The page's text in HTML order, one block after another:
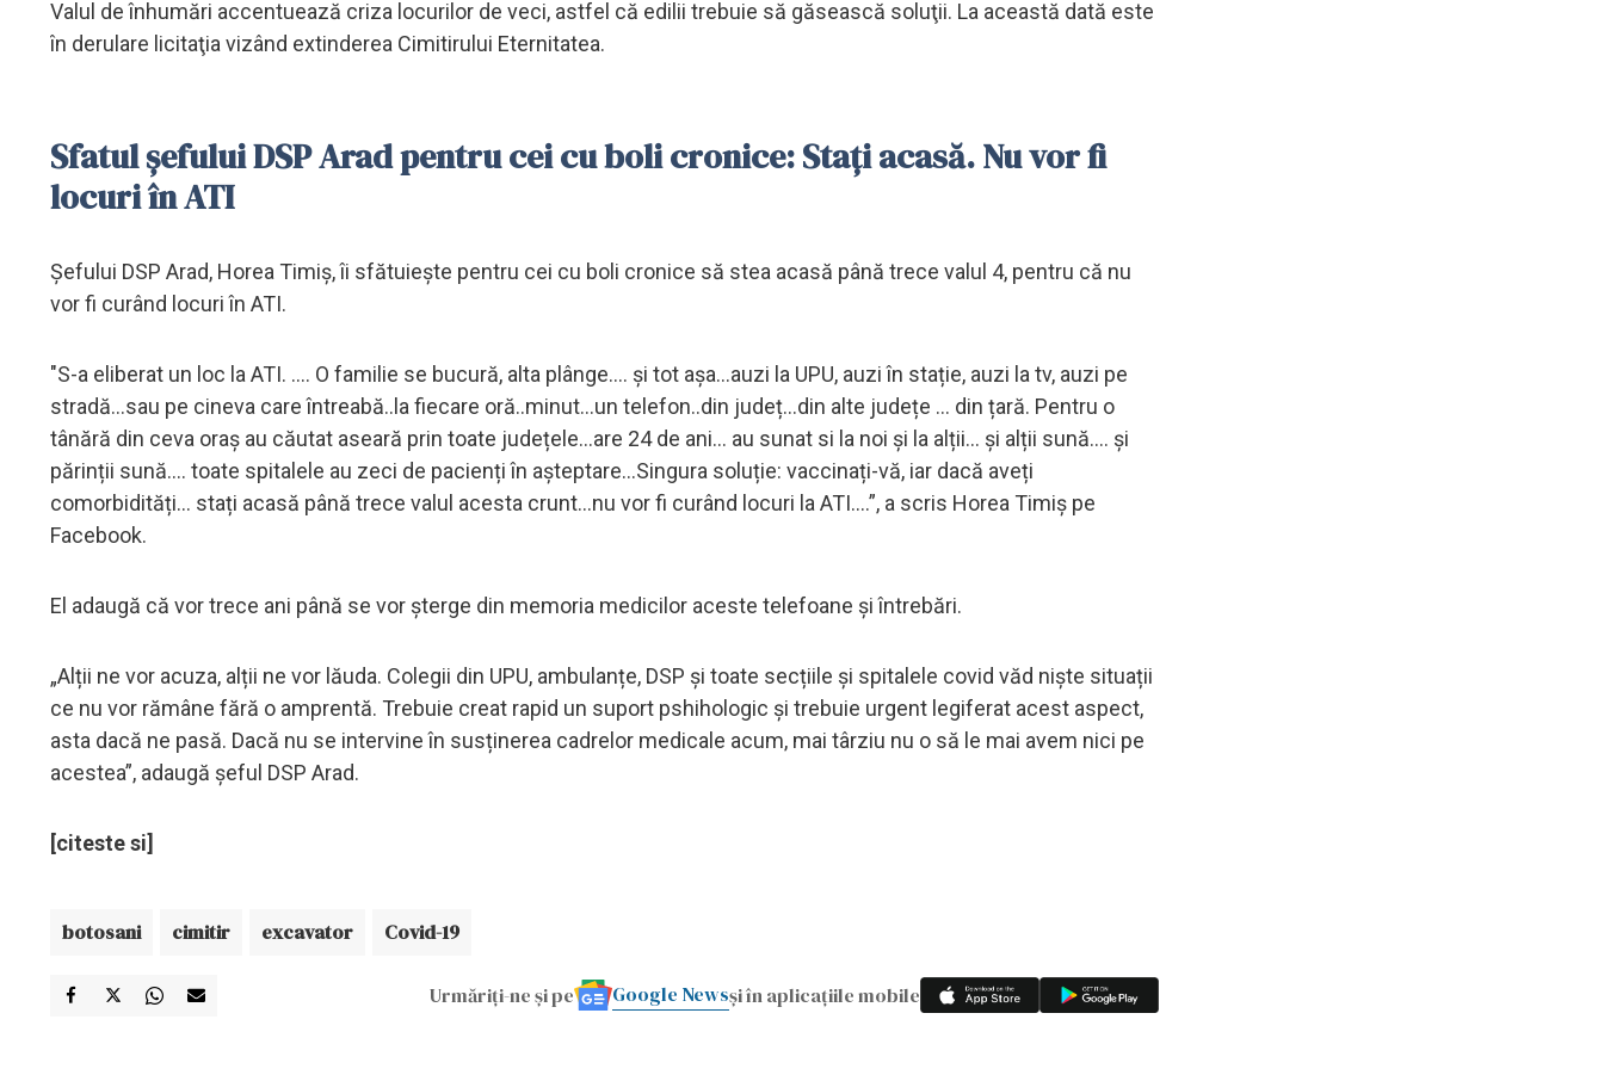
Valul de înhumări accentuează criza locurilor de veci, astfel că edilii trebuie să găsească soluţii. La această dată este
în derulare licitaţia vizând extinderea Cimitirului Eternitatea.
Sfatul șefului DSP Arad pentru cei cu boli cronice: Stați acasă. Nu vor fi
locuri în ATI
Șefului DSP Arad, Horea Timiș, îi sfătuiește pentru cei cu boli cronice să stea acasă până trece valul 4, pentru că nu
vor fi curând locuri în ATI.
"S-a eliberat un loc la ATI. .... O familie se bucură, alta plânge.... și tot așa...auzi la UPU, auzi în stație, auzi la tv, auzi pe
stradă...sau pe cineva care întreabă..la fiecare oră..minut...un telefon..din județ...din alte județe ... din țară. Pentru o
tânără din ceva oraș au căutat aseară prin toate județele...are 24 de ani... au sunat si la noi și la alții... și alții sună.... și
părinții sună.... toate spitalele au zeci de pacienți în așteptare...Singura soluție: vaccinați-vă, iar dacă aveți
comorbidități... stați acasă până trece valul acesta crunt...nu vor fi curând locuri la ATI....”, a scris Horea Timiș pe
Facebook.
El adaugă că vor trece ani până se vor șterge din memoria medicilor aceste telefoane și întrebări.
„Alții ne vor acuza, alții ne vor lăuda. Colegii din UPU, ambulanțe, DSP și toate secțiile și spitalele covid văd niște situații
ce nu vor rămâne fără o amprentă. Trebuie creat rapid un suport pshihologic și trebuie urgent legiferat acest aspect,
asta dacă ne pasă. Dacă nu se intervine în susținerea cadrelor medicale acum, mai târziu nu o să le mai avem nici pe
acestea”, adaugă șeful DSP Arad.
[citeste si]
botosani cimitir excavator Covid-19
Urmăriți-ne și pe Google Newsși în aplicațiile mobile